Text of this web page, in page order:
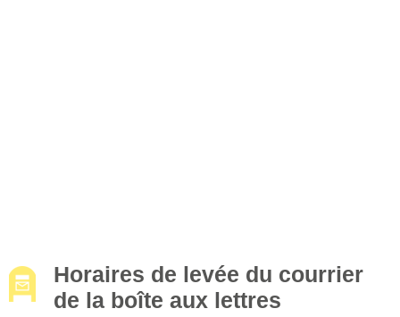
Horaires de levée du courrier
de la boîte aux lettres